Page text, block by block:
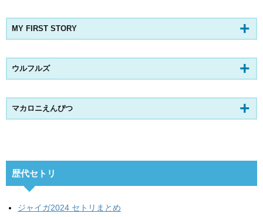
MY FIRST STORY
ウルフルズ
マカロニえんぴつ
歴代セトリ
ジャイガ2024 セトリまとめ